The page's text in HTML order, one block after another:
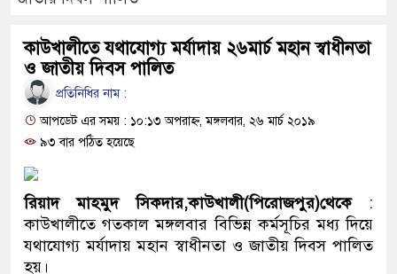
ফ্যাসিবাদবিরোধী আন্দোলনে হত্যাকাণ্ডের বিচার হবে
মাননীয় প্রধানমন্ত্রী, মন্ত্রীবর্গ ও সরকারের উচ্চপর্যায়ের
উদ্ধার
জনগণ পরিবর্তন চেয়েছে বলেই জুলাই আন্দোলন
কাউখালীতে যথাযোগ্য মর্যাদায় ২৬মার্চ মহান স্বাধীনতা
ও জাতীয় দিবস পালিত
প্রতিনিধির নাম :
আপডেট এর সময় : ১০:১৩ অপরাহ্ন, মঙ্গলবার, ২৬ মার্চ ২০১৯
৯৩ বার পঠিত হয়েছে
রিয়াদ মাহমুদ সিকদার,কাউখালী(পিরোজপুর)থেকে:
কাউখালীতে গতকাল মঙ্গলবার বিভিন্ন কর্মসূচির মধ্য দিয়ে
যথাযোগ্য মর্যাদায় মহান স্বাধীনতা ও জাতীয় দিবস পালিত
হয়।